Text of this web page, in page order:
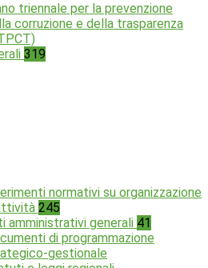
triennale per la prevenzione
corruzione e della trasparenza
319
normativi su organizzazione
245
amministrativi generali 41
di programmazione
gestionale